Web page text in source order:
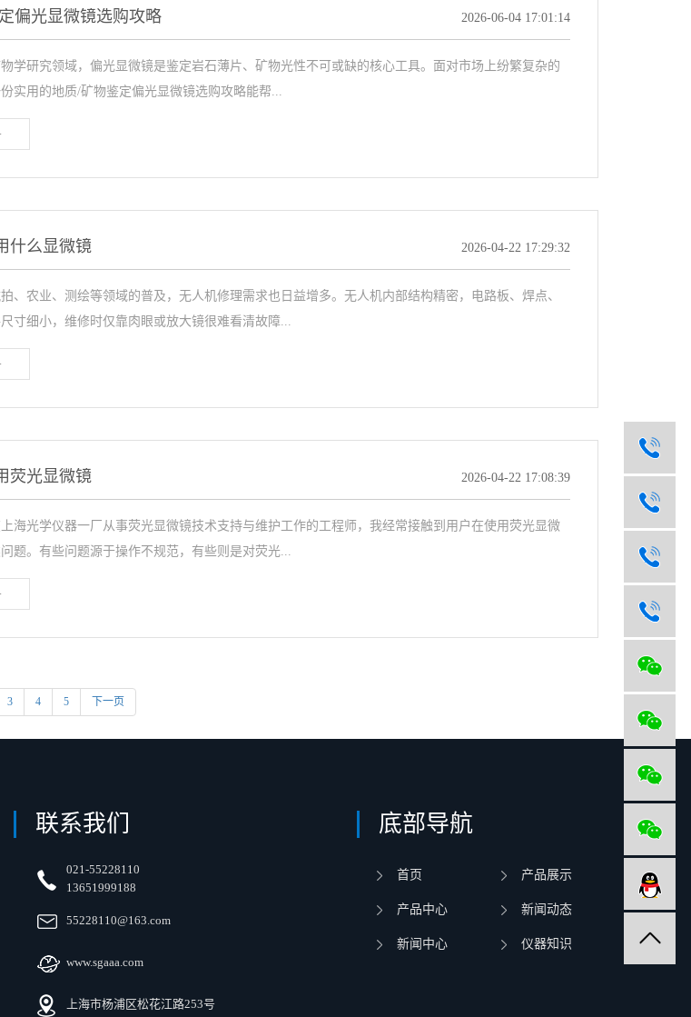
偏光显微镜选购攻略 2026-06-04 17:01:14
学研究领域，偏光显微镜是鉴定岩石薄片、矿物光性不可或缺的核心工具。面对市场上纷繁复杂的
实用的地质/矿物鉴定偏光显微镜选购攻略能帮...
什么显微镜 2026-04-22 17:29:32
、农业、测绘等领域的普及，无人机修理需求也日益增多。无人机内部结构精密，电路板、焊点、
寸细小，维修时仅靠肉眼或放大镜很难看清故障...
荧光显微镜 2026-04-22 17:08:39
海光学仪器一厂从事荧光显微镜技术支持与维护工作的工程师，我经常接触到用户在使用荧光显微
题。有些问题源于操作不规范，有些则是对荧光...
3 4 5 下一页
联系我们
021-55228110
13651999188
55228110@163.com
www.sgaaa.com
上海市杨浦区松花江路253号
底部导航
首页 产品展示
产品中心 新闻动态
新闻中心 仪器知识